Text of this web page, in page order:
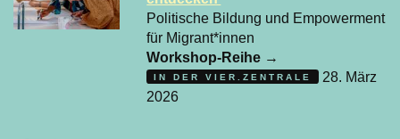
Politische Bildung und Empowerment
für Migrant*innen
Workshop-Reihe →
IN DER VIER.ZENTRALE
28. März
2026